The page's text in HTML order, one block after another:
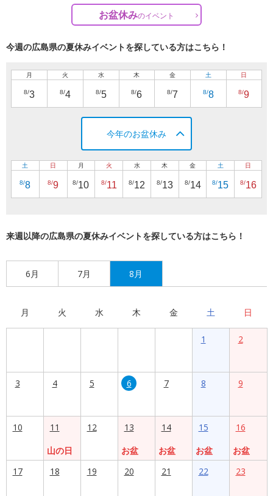
お盆休みのイベント
今週の広島県の夏休みイベントを探している方はこちら！
月
8/3
火
8/4
水
8/5
木
8/6
金
8/7
土
8/8
日
8/9
今年のお盆休み
土
8/8
日
8/9
月
8/10
火
8/11
水
8/12
木
8/13
金
8/14
土
8/15
日
8/16
来週以降の広島県の夏休みイベントを探している方はこちら！
6月 7月 8月
月 火 水 木 金 土 日
1 2
3 4 5 6 7 8 9
10
11
山の日
12
13
お盆
14
お盆
15
お盆
16
お盆
17
18 19 20 21 22 23